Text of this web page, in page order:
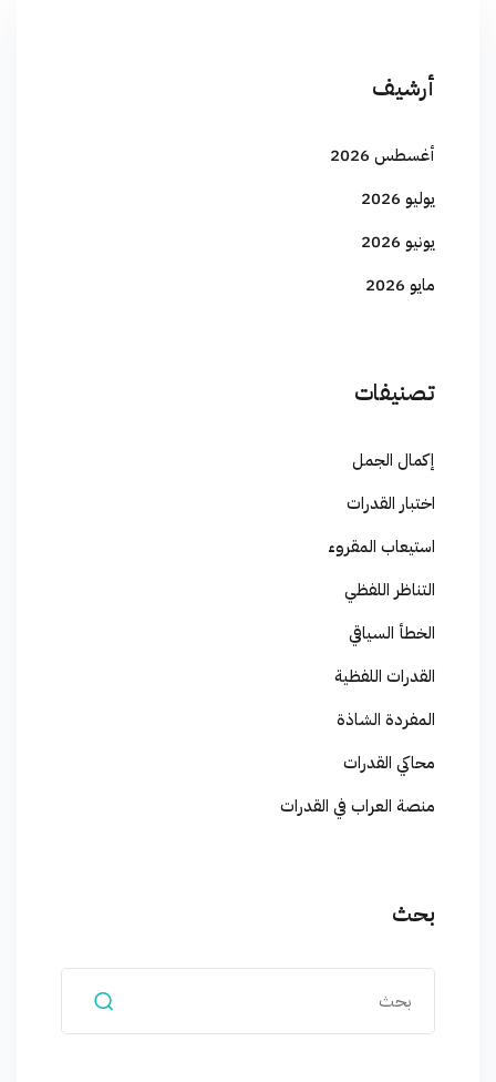
أرشيف
أغسطس 2026
يوليو 2026
يونيو 2026
مايو 2026
تصنيفات
إكمال الجمل
اختبار القدرات
استيعاب المقروء
التناظر اللفظي
الخطأ السياقي
القدرات اللفظية
المفردة الشاذة
محاكي القدرات
منصة العراب في القدرات
بحث